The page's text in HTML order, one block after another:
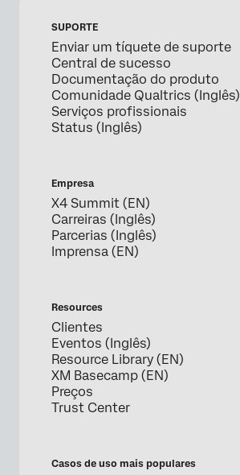
SUPORTE
Enviar um tíquete de suporte
Central de sucesso
Documentação do produto
Comunidade Qualtrics (Inglês)
Serviços profissionais
Status (Inglês)
Empresa
X4 Summit (EN)
Carreiras (Inglês)
Parcerias (Inglês)
Imprensa (EN)
Resources
Clientes
Eventos (Inglês)
Resource Library (EN)
XM Basecamp (EN)
Preços
Trust Center
Casos de uso mais populares